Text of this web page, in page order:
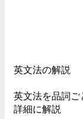
英文法の解説
英文法を品詞ご
詳細に解説